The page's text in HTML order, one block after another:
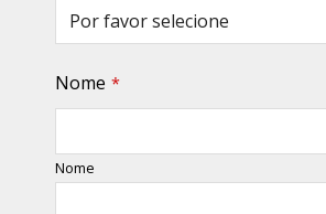
Nome *
Nome